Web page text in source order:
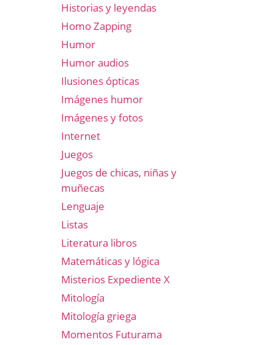
Historias y leyendas
Homo Zapping
Humor
Humor audios
Ilusiones ópticas
Imágenes humor
Imágenes y fotos
Internet
Juegos
Juegos de chicas, niñas y
muñecas
Lenguaje
Listas
Literatura libros
Matemáticas y lógica
Misterios Expediente X
Mitología
Mitología griega
Momentos Futurama